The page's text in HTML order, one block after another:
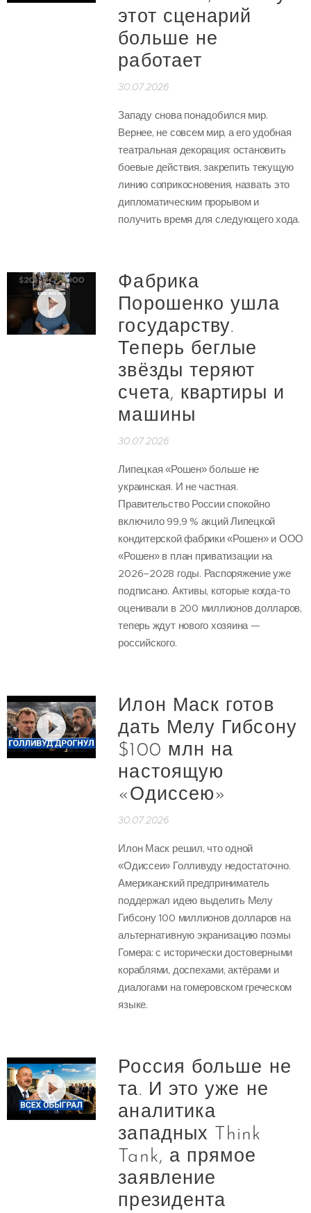
этот сценарий
больше не
работает
30.07.2026
Западу снова понадобился мир.
Вернее, не совсем мир, а его удобная
театральная декорация: остановить
боевые действия, закрепить текущую
линию соприкосновения, назвать это
дипломатическим прорывом и
получить время для следующего хода.
Фабрика
Порошенко ушла
государству.
Теперь беглые
звёзды теряют
счета, квартиры и
машины
30.07.2026
Липецкая «Рошен» больше не
украинская. И не частная.
Правительство России спокойно
включило 99,9 % акций Липецкой
кондитерской фабрики «Рошен» и ООО
«Рошен» в план приватизации на
2026–2028 годы. Распоряжение уже
подписано. Активы, которые когда-то
оценивали в 200 миллионов долларов,
теперь ждут нового хозяина —
российского.
Илон Маск готов
дать Мелу Гибсону
$100 млн на
настоящую
«Одиссею»
30.07.2026
Илон Маск решил, что одной
«Одиссеи» Голливуду недостаточно.
Американский предприниматель
поддержал идею выделить Мелу
Гибсону 100 миллионов долларов на
альтернативную экранизацию поэмы
Гомера: с исторически достоверными
кораблями, доспехами, актёрами и
диалогами на гомеровском греческом
языке.
Россия больше не
та. И это уже не
аналитика
западных Think
Tank, а прямое
заявление
президента